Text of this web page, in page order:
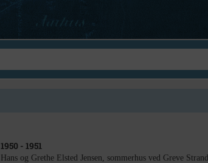
1950 - 1951
Hans og Grethe Elsted Jensen, sommerhus ved Greve Strand